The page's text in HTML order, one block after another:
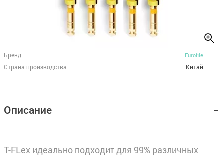
Бренд Eurofile
Страна производства Китай
Описание
T-FLex идеально подходит для 99% различных